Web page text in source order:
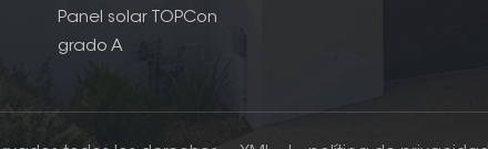
Panel solar TOPCon
grado A